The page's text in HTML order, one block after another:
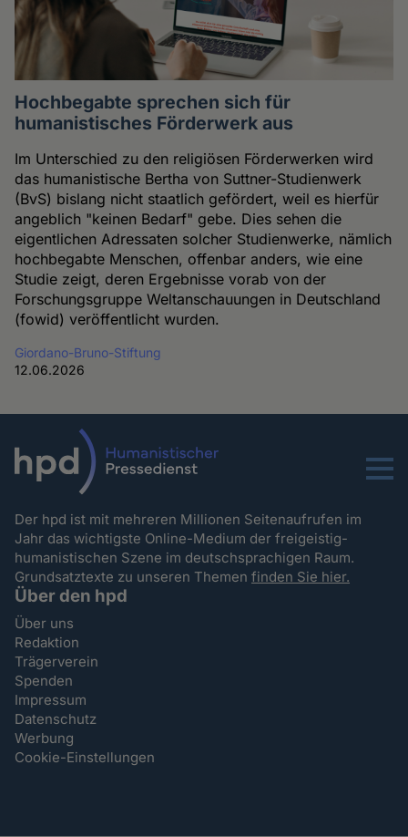
Hochbegabte sprechen sich für
humanistisches Förderwerk aus
Im Unterschied zu den religiösen Förderwerken wird
das humanistische Bertha von Suttner-Studienwerk
(BvS) bislang nicht staatlich gefördert, weil es hierfür
angeblich "keinen Bedarf" gebe. Dies sehen die
eigentlichen Adressaten solcher Studienwerke, nämlich
hochbegabte Menschen, offenbar anders, wie eine
Studie zeigt, deren Ergebnisse vorab von der
Forschungsgruppe Weltanschauungen in Deutschland
(fowid) veröffentlicht wurden.
Giordano-Bruno-Stiftung
12.06.2026
Menu
Der hpd ist mit mehreren Millionen Seitenaufrufen im
Jahr das wichtigste Online-Medium der freigeistig-
humanistischen Szene im deutschsprachigen Raum.
Grundsatztexte zu unseren Themenfinden Sie hier.
Über den hpd
Über uns
Redaktion
Trägerverein
Spenden
Impressum
Datenschutz
Werbung
Cookie-Einstellungen